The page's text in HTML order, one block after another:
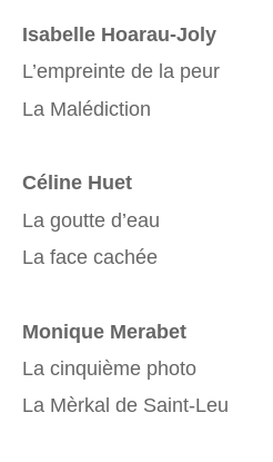
Isabelle Hoarau-Joly
L’empreinte de la peur
La Malédiction
Céline Huet
La goutte d’eau
La face cachée
Monique Merabet
La cinquième photo
La Mèrkal de Saint-Leu